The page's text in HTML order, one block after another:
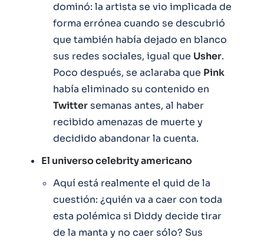
dominó: la artista se vio implicada de
forma errónea cuando se descubrió
que también había dejado en blanco
sus redes sociales, igual que Usher.
Poco después, se aclaraba que Pink
había eliminado su contenido en
Twittersemanas antes, al haber
recibido amenazas de muerte y
decidido abandonar la cuenta.
El universo celebrity americano
Aquí está realmente el quid de la
cuestión: ¿quién va a caer con toda
esta polémica si Diddy decide tirar
de la manta y no caer sólo? Sus